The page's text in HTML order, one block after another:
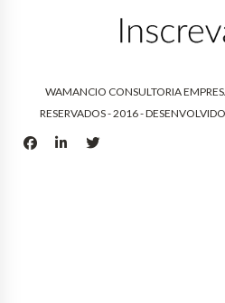
WAMANCIO CONSULTORIA
RESERVADOS - 2016 -